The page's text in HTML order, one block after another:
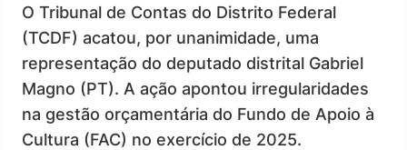
O Tribunal de Contas do Distrito Federal
(TCDF) acatou, por unanimidade, uma
representação do deputado distrital Gabriel
Magno (PT). A ação apontou irregularidades
na gestão orçamentária do Fundo de Apoio à
Cultura (FAC) no exercício de 2025.